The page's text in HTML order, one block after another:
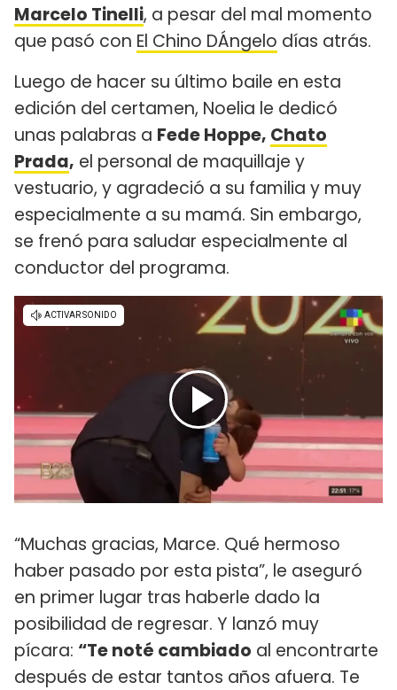
Marcelo Tinelli, a pesar del mal momento
que pasó con El Chino DÁngelo días atrás.
Luego de hacer su último baile en esta
edición del certamen, Noelia le dedicó
unas palabras a Fede Hoppe, Chato
Prada, el personal de maquillaje y
vestuario, y agradeció a su familia y muy
especialmente a su mamá. Sin embargo,
se frenó para saludar especialmente al
conductor del programa.
“Muchas gracias, Marce. Qué hermoso
haber pasado por esta pista”, le aseguró
en primer lugar tras haberle dado la
posibilidad de regresar. Y lanzó muy
pícara: “Te noté cambiado al encontrarte
después de estar tantos años afuera. Te